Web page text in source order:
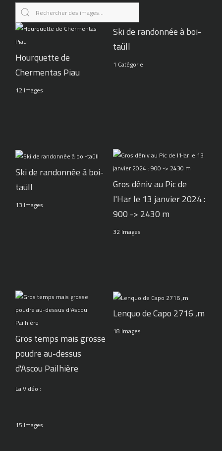
Hourquette de
Chermentas Piau
12 Images
Ski de randonnée à boi-
taüll
1 Catégorie
Ski de randonnée à boi-
taüll
13 Images
Gros déniv au Pic de
l'Har le 13 janvier 2024 :
900 -> 2430 m
32 Images
Gros temps mais grosse
poudre au-dessus
d'Ascou Pailhière
La Vidéo :
15 Images
Lenquo de Capo 2716 ,m
18 Images